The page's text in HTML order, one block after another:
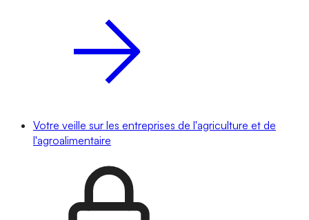
Votre veille sur les entreprises de l'agriculture et de
l'agroalimentaire